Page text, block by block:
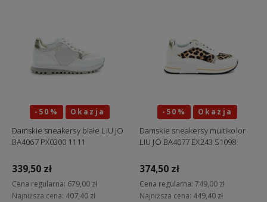
-50% Okazja
Damskie sneakersy białe LIU JO
BA4067 PX0300 1111
339,50 zł
Cena regularna: 679,00 zł
Najniższa cena: 407,40 zł
-50% Okazja
Damskie sneakersy multikolor
LIU JO BA4077 EX243 S1098
374,50 zł
Cena regularna: 749,00 zł
Najniższa cena: 449,40 zł